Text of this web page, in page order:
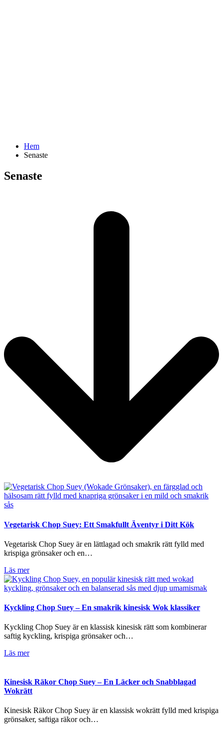
Hem
Senaste
Senaste
Vegetarisk Chop Suey: Ett Smakfullt Äventyr i Ditt Kök
Vegetarisk Chop Suey är en lättlagad och smakrik rätt fylld med
krispiga grönsaker och en…
Läs mer
Kyckling Chop Suey – En smakrik kinesisk Wok klassiker
Kyckling Chop Suey är en klassisk kinesisk rätt som kombinerar
saftig kyckling, krispiga grönsaker och…
Läs mer
Kinesisk Räkor Chop Suey – En Läcker och Snabblagad
Wokrätt
Kinesisk Räkor Chop Suey är en klassisk wokrätt fylld med krispiga
grönsaker, saftiga räkor och…